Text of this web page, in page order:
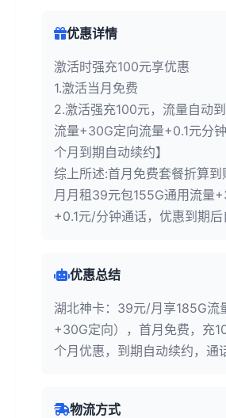
优惠详情
激活时强充100元享优惠
1.激活当月免费
2.激活强充100元，流量自动
流量+30G定向流量+0.1元分
个月到期自动续约】
综上所述:首月免费套餐折算
月月租39元包155G通用流量
+0.1元/分钟通话，优惠到期后
优惠总结
湖北神卡：39元/月享185G流
+30G定向），首月免费，充
个月优惠，到期自动续约，通
物流方式